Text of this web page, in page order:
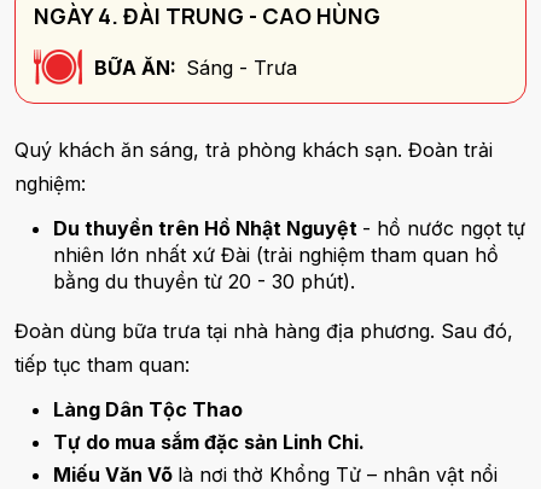
NGÀY 4. ĐÀI TRUNG - CAO HÙNG
BỮA ĂN: Sáng - Trưa
Quý khách ăn sáng, trả phòng khách sạn. Đoàn trải
nghiệm:
Du thuyền trên Hồ Nhật Nguyệt - hồ nước ngọt tự
nhiên lớn nhất xứ Đài (trải nghiệm tham quan hồ
bằng du thuyền từ 20 - 30 phút).
Đoàn dùng bữa trưa tại nhà hàng địa phương. Sau đó,
tiếp tục tham quan:
Làng Dân Tộc Thao
Tự do mua sắm đặc sản Linh Chi.
Miếu Văn Võ là nơi thờ Khổng Tử – nhân vật nổi